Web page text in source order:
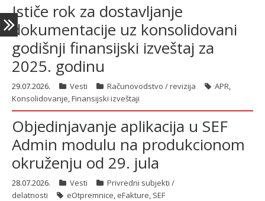
Ističe rok za dostavljanje
dokumentacije uz konsolidovani
godišnji finansijski izveštaj za
2025. godinu
29.07.2026. Vesti Računovodstvo / revizija APR,
Konsolidovanje,Finansijski izveštaji
Objedinjavanje aplikacija u SEF
Admin modulu na produkcionom
okruženju od 29. jula
28.07.2026. Vesti
Privredni subjekti /
delatnosti
eOtpremnice, eFakture, SEF